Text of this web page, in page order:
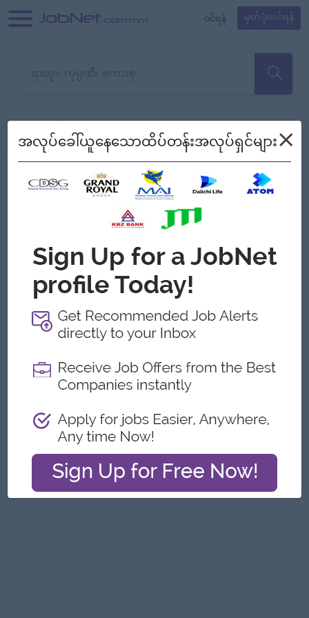
၀င်ရန် မှတ်ပုံတင်ရန်
သော အလုပ်မရှိသေးပါ။
စစ်ရန် စဉ်၍ကြည့်မည်
Myanmar
အလုပ်ခေါ်ယူနေသောထိပ်တန်းအလုပ်ရှင်များ×